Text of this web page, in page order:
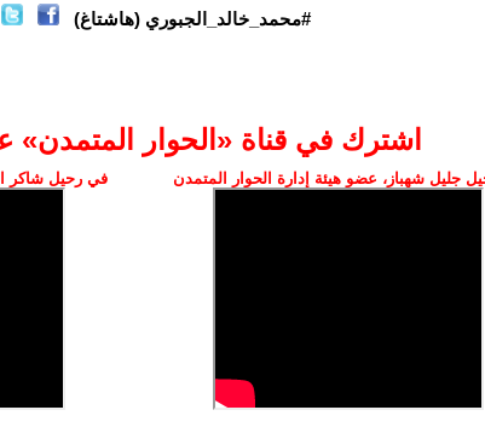
#محمد_خالد_الجبوري (هاشتاغ)
اشترك في قناة ‫«الحوار المتمدن»
جليل شهباز، عضو هيئة إدارة الحوار المتمدن في رحيل شاكر